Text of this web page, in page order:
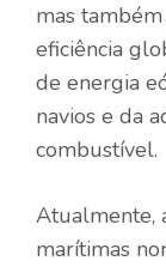
mas
eficiência
de energia
navios e da
combustível.
Atualmente,
marítimas